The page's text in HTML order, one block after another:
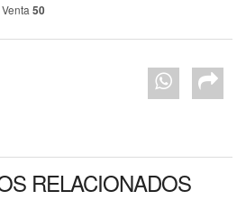
50
RELACIONADOS